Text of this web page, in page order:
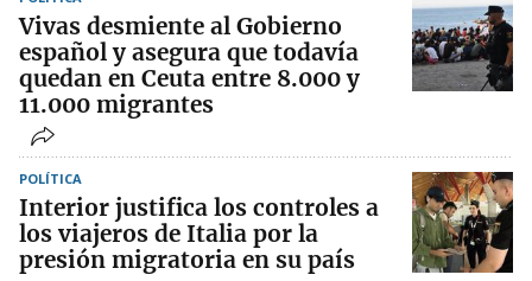
Vivas desmiente al Gobierno
español y asegura que todavía
quedan en Ceuta entre 8.000 y
11.000 migrantes
POLÍTICA
Interior justifica los controles a
los viajeros de Italia por la
presión migratoria en su país